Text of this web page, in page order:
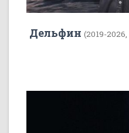
Дельфин (2019-